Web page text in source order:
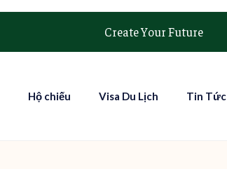
Create Your Future
Hộ chiếu Visa Du Lịch Tin Tức